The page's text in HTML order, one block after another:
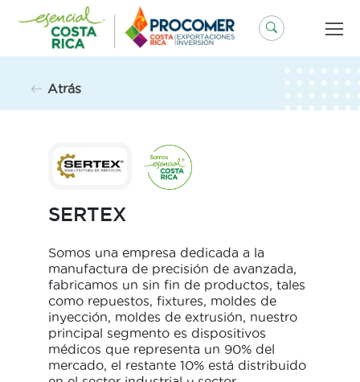
contenido
Atrás
SERTEX
Somos una empresa dedicada a la
manufactura de precisión de avanzada,
fabricamos un sin fin de productos, tales
como repuestos, fixtures, moldes de
inyección, moldes de extrusión, nuestro
principal segmento es dispositivos
médicos que representa un 90% del
mercado, el restante 10% está distribuido